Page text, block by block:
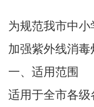
为规范我市中
加强紫外线消毒
一、适用范围
适用于全市各